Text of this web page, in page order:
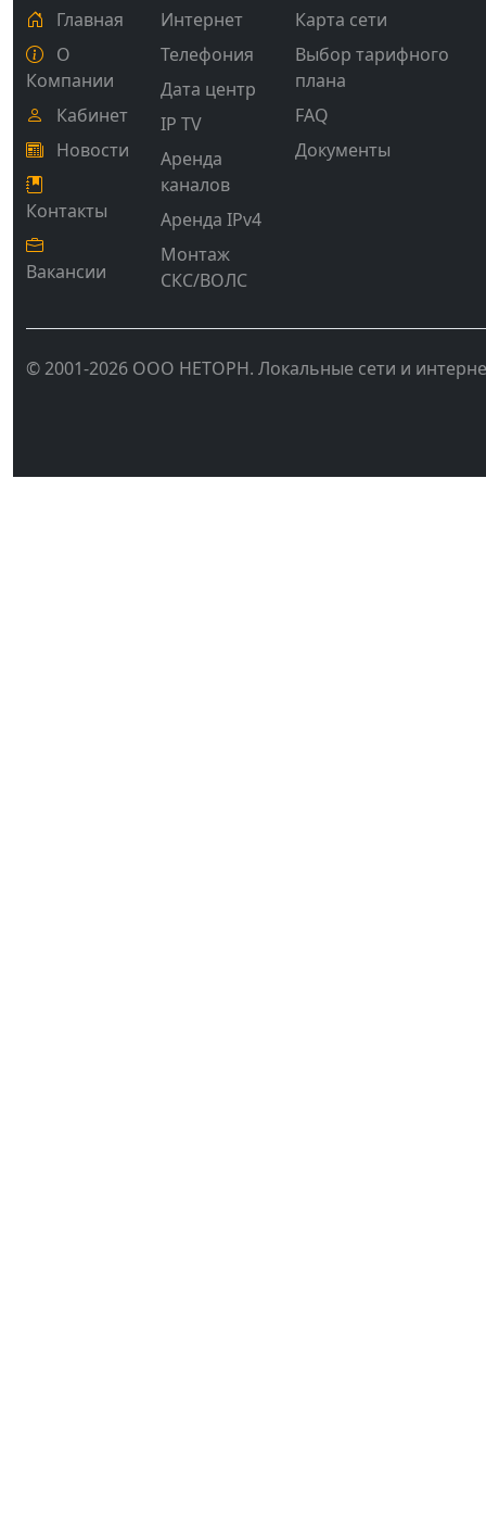
Главная
О
Компании
Кабинет
Новости
Контакты
Вакансии
Интернет
Телефония
Дата центр
IP TV
Аренда
каналов
Аренда IPv4
Монтаж
СКС/ВОЛС
Карта сети
Выбор тарифного
плана
FAQ
Документы
© 2001-2026 ООО НЕТОРН. Локальные сети и